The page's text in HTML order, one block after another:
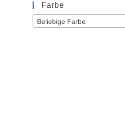
Farbe
Beliebige Farbe